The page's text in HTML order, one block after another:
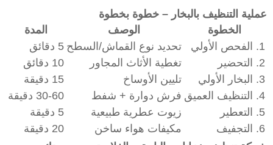
عملية التنظيف بالبخار – خطوة بخطوة
الخطوة
الوصف
المدة
1. الفحص الأولي
تحديد نوع القماش/السطح 5 دقائق
2. التحضير
تغطية الأثاث المجاور
10 دقائق
3. البخار الأولي
تليين الأوساخ
15 دقيقة
4. التنظيف العميق
فرش دوارة + شفط
30-60 دقيقة
5. التعطير
زيوت عطرية طبيعية
5 دقيقة
6. التجفيف
مكيفات هواء ساخن
20 دقيقة